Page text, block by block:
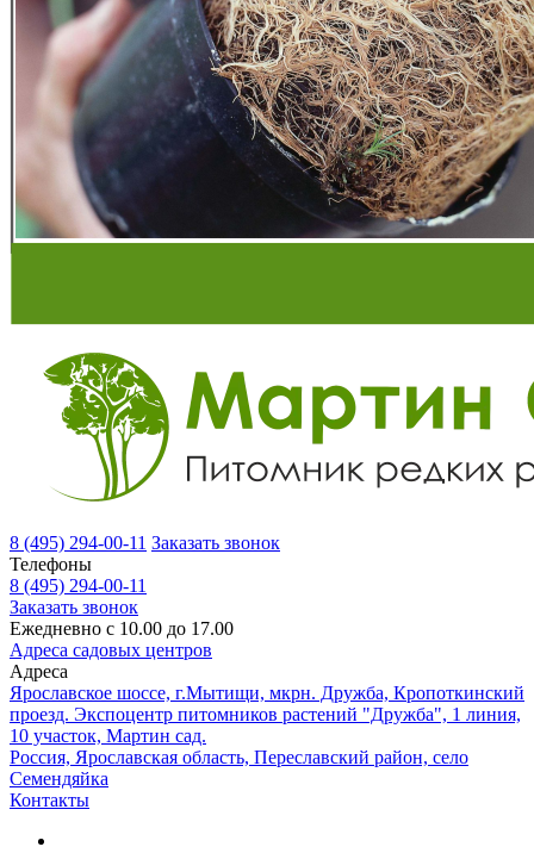
8 (495) 294-00-11 Заказать звонок
Телефоны
8 (495) 294-00-11
Заказать звонок
Ежедневно с 10.00 до 17.00
Адреса садовых центров
Адреса
Ярославское шоссе, г.Мытищи, мкрн. Дружба, Кропоткинский
проезд. Экспоцентр питомников растений "Дружба", 1 линия,
10 участок, Мартин сад.
Россия, Ярославская область, Переславский район, село
Семендяйка
Контакты